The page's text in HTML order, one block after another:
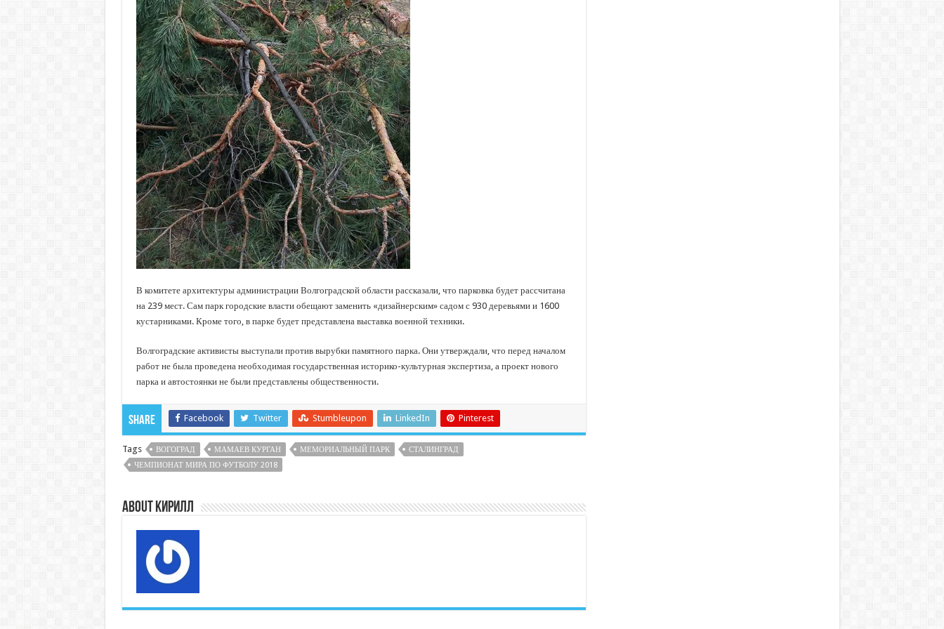
В комитете архитектуры администрации Волгоградской области рассказали, что парковка будет рассчитана
на 239 мест. Сам парк городские власти обещают заменить «дизайнерским» садом с 930 деревьями и 1600
кустарниками. Кроме того, в парке будет представлена выставка военной техники.
Волгоградские активисты выступали против вырубки памятного парка. Они утверждали, что перед началом
работ не была проведена необходимая государственная историко-культурная экспертиза, а проект нового
парка и автостоянки не были представлены общественности.
Share Facebook Twitter Stumbleupon LinkedIn Pinterest
Tags ВОГОГРАД МАМАЕВ КУРГАН МЕМОРИАЛЬНЫЙ ПАРК
СТАЛИНГРАД
ЧЕМПИОНАТ МИРА ПО ФУТБОЛУ 2018
About Кирилл